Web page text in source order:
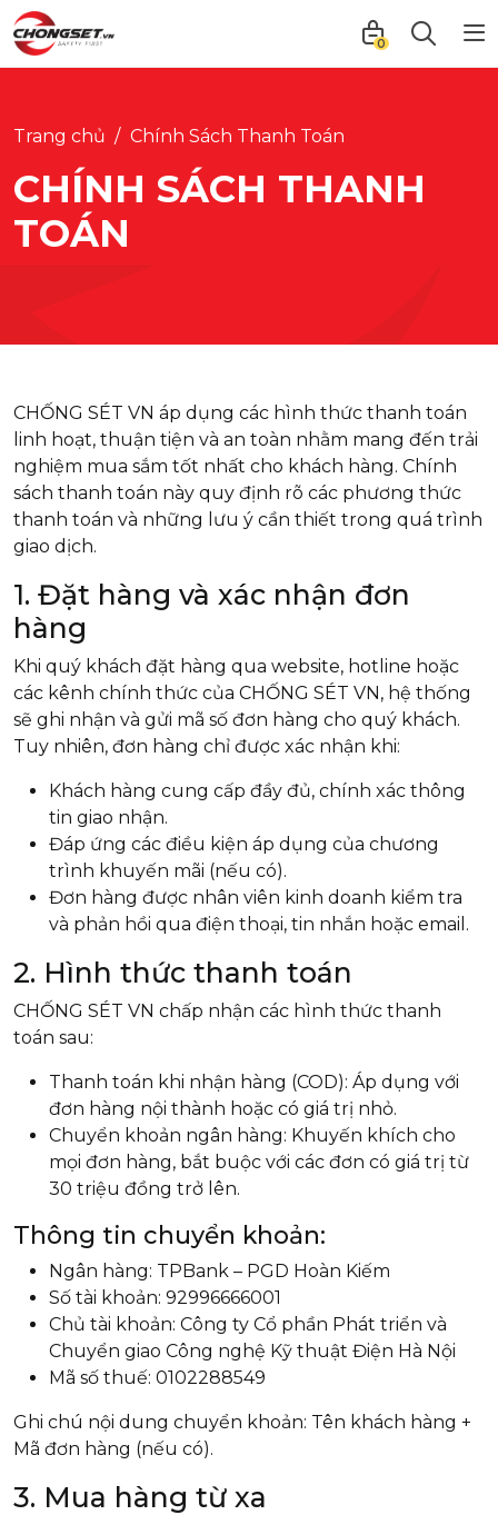
0
Trang chủ Chính Sách Thanh Toán
CHÍNH SÁCH THANH
TOÁN
CHỐNG SÉT VN áp dụng các hình thức thanh toán
linh hoạt, thuận tiện và an toàn nhằm mang đến trải
nghiệm mua sắm tốt nhất cho khách hàng. Chính
sách thanh toán này quy định rõ các phương thức
thanh toán và những lưu ý cần thiết trong quá trình
giao dịch.
1. Đặt hàng và xác nhận đơn
hàng
Khi quý khách đặt hàng qua website, hotline hoặc
các kênh chính thức của CHỐNG SÉT VN, hệ thống
sẽ ghi nhận và gửi mã số đơn hàng cho quý khách.
Tuy nhiên, đơn hàng chỉ được xác nhận khi:
Khách hàng cung cấp đầy đủ, chính xác thông
tin giao nhận.
Đáp ứng các điều kiện áp dụng của chương
trình khuyến mãi (nếu có).
Đơn hàng được nhân viên kinh doanh kiểm tra
và phản hồi qua điện thoại, tin nhắn hoặc email.
2. Hình thức thanh toán
CHỐNG SÉT VN chấp nhận các hình thức thanh
toán sau:
Thanh toán khi nhận hàng (COD): Áp dụng với
đơn hàng nội thành hoặc có giá trị nhỏ.
Chuyển khoản ngân hàng: Khuyến khích cho
mọi đơn hàng, bắt buộc với các đơn có giá trị từ
30 triệu đồng trở lên.
Thông tin chuyển khoản:
Ngân hàng: TPBank – PGD Hoàn Kiếm
Số tài khoản: 92996666001
Chủ tài khoản: Công ty Cổ phần Phát triển và
Chuyển giao Công nghệ Kỹ thuật Điện Hà Nội
Mã số thuế: 0102288549
Ghi chú nội dung chuyển khoản: Tên khách hàng +
Mã đơn hàng (nếu có).
3. Mua hàng từ xa